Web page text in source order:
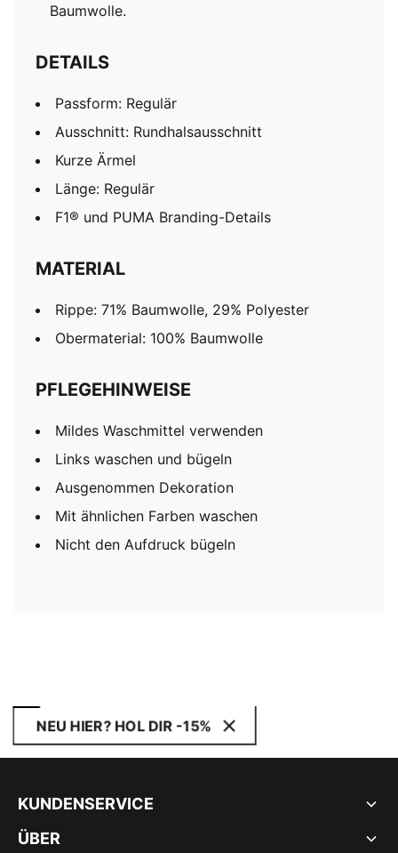
Baumwolle.
DETAILS
Passform: Regulär
Ausschnitt: Rundhalsausschnitt
Kurze Ärmel
Länge: Regulär
F1® und PUMA Branding-Details
MATERIAL
Rippe: 71% Baumwolle, 29% Polyester
Obermaterial: 100% Baumwolle
PFLEGEHINWEISE
Mildes Waschmittel verwenden
Links waschen und bügeln
Ausgenommen Dekoration
Mit ähnlichen Farben waschen
Nicht den Aufdruck bügeln
NEU HIER? HOL DIR -15%
KUNDENSERVICE
ÜBER